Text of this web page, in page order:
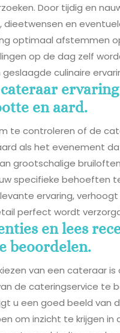
Door tijdig en
en
optimaal afstemmen
op de dag zelf
culinaire
en aard.
te controleren of de
als het evenement
grootschalige
specifieke behoeften
ervaring,
perfect wordt
en lees
beoordelen.
van een cateraar
de cateringservice te
u een goed beeld van
om inzicht te krijgen